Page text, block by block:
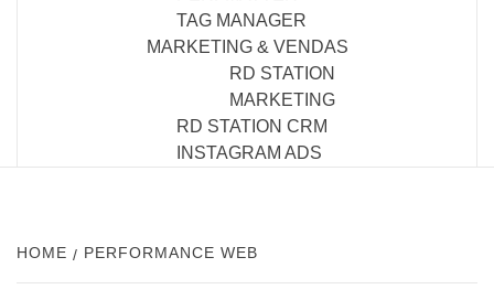
TAG MANAGER
MARKETING & VENDAS
RD STATION
MARKETING
RD STATION CRM
INSTAGRAM ADS
HOME PERFORMANCE WEB